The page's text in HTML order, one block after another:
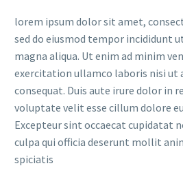
lorem ipsum dolor sit amet,
sed do eiusmod tempor incididunt
magna aliqua. Ut enim ad minim
exercitation ullamco laboris nisi ut
consequat. Duis aute irure dolor in
voluptate velit esse cillum dolore
Excepteur sint occaecat cupidatat
culpa qui officia deserunt mollit
spiciatis